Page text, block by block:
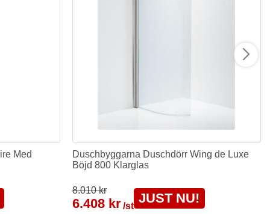
Med
Duschbyggarna Duschdörr Wing de Luxe
Böjd 800 Klarglas
8.010 kr
6.408 kr /st
JUST NU!